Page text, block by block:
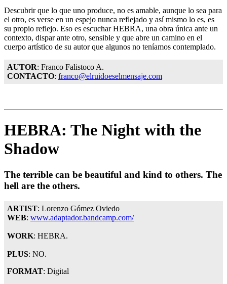
Descubrir que lo que uno produce, no es amable, aunque lo sea para
el otro, es verse en un espejo nunca reflejado y así mismo lo es, es
su propio reflejo. Eso es escuchar HEBRA, una obra única ante un
contexto, dispar ante otro, sensible y que abre un camino en el
cuerpo artístico de su autor que algunos no teníamos contemplado.
AUTOR: Franco Falistoco A.
CONTACTO: franco@elruidoeselmensaje.com
HEBRA: The Night with the
Shadow
The terrible can be beautiful and kind to others. The
hell are the others.
ARTIST: Lorenzo Gómez Oviedo
WEB: www.adaptador.bandcamp.com/
WORK: HEBRA.
PLUS: NO.
FORMAT: Digital